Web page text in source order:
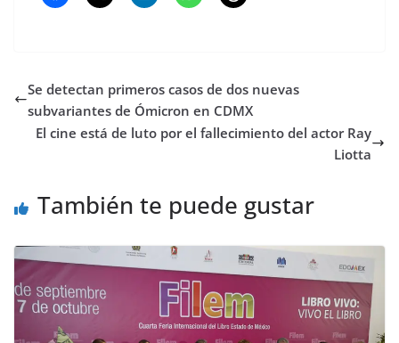
Se detectan primeros casos de dos nuevas
subvariantes de Ómicron en CDMX
El cine está de luto por el fallecimiento del actor Ray
Liotta
También te puede gustar